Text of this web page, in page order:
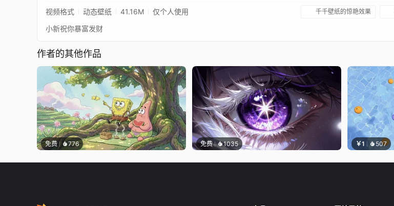
视频格式 动态壁纸 41.16M 仅个人使用 千千壁纸的惊艳效果
小新祝你暴富发财
作者的其他作品
免费 776 免费 1035 ￥1 507